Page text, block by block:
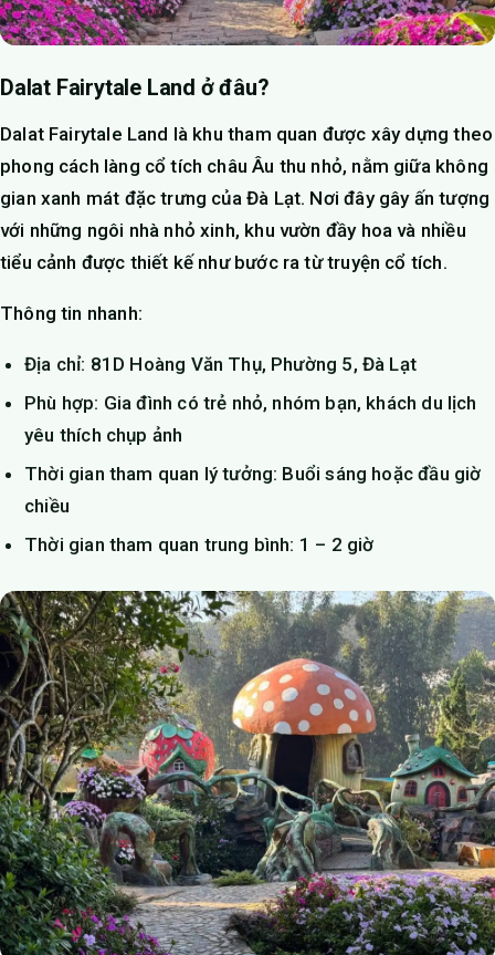
Dalat Fairytale Land ở đâu?
Dalat Fairytale Land là khu tham quan được xây dựng theo
phong cách làng cổ tích châu Âu thu nhỏ, nằm giữa không
gian xanh mát đặc trưng của Đà Lạt. Nơi đây gây ấn tượng
với những ngôi nhà nhỏ xinh, khu vườn đầy hoa và nhiều
tiểu cảnh được thiết kế như bước ra từ truyện cổ tích.
Thông tin nhanh:
Địa chỉ: 81D Hoàng Văn Thụ, Phường 5, Đà Lạt
Phù hợp: Gia đình có trẻ nhỏ, nhóm bạn, khách du lịch
yêu thích chụp ảnh
Thời gian tham quan lý tưởng: Buổi sáng hoặc đầu giờ
chiều
Thời gian tham quan trung bình: 1 – 2 giờ